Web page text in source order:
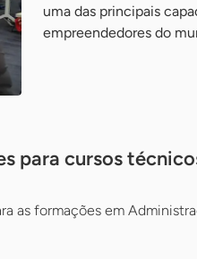
uma das principais
empreendedores do
para cursos
as formações em